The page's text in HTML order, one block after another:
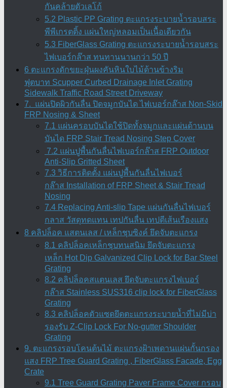
กันคล้ายตัวเลโก้
5.2 Plastic PP Grating ตะแกรงระบายน้ำรอบสระ
พีพีเกรตติ้ง แผ่นใหญ่หลอมเป็นเนื้อเดียวกัน
5.3 FiberGlass Grating ตะแกรงระบายน้ำรอบสระ
ไฟเบอร์กล๊าส ทนทานนานกว่า 50 ปี
6 ตะแกรงดักขยะฝุ่นผงคันหินใบไม้ด้านข้างริม
ฟุตบาท Scupper Curbed Drainage Inlet Grating
Sidewalk Traffic Road Street Driveway
7. แผ่นปิดผิวกันลื่น ปิดจมูกบันได ไฟเบอร์กล๊าส Non-Skid
FRP Nosing & Sheet
7.1 แผ่นครอบบันไดใช้ปิดทั้งจมูกและแผ่นด้านบน
บันได FRP Stair Tread Nosing Step Cover
7.2 แผ่นปูพื้นกันลื่นไฟเบอร์กล๊าส FRP Outdoor
Anti-Slip Gritted Sheet
7.3 วิธีการติดตั้ง แผ่นปูพื้นกันลื่นไฟเบอร์
กล๊าส Installation of FRP Sheet & Stair Tread
Nosing
7.4 Replacing Anti-slip Tape แผ่นกันลื่นไฟเบอร์
กลาส วัสดุทดแทน เทปกันลื่น เทปตีเส้นเรืองแสง
8 คลิปล็อค แสตนเลส / เหล็กชุบซิงค์ ยึดจับตะแกรง
8.1 คลิปล็อคเหล็กชุบทนสนิม ยึดจับตะแกรง
เหล็ก Hot Dip Galvanized Clip Lock for Bar Steel
Grating
8.2 คลิปล็อคสแตนเลส ยึดจับตะแกรงไฟเบอร์
กล๊าส Stainless SUS316 clip lock for FiberGlass
Grating
8.3 คลิปล็อคตัวแซดยึดตะแกรงระบายน้ำที่ไม่มีบ่า
รองรับ Z-Clip Lock For No-gutter Shoulder
Grating
9. ตะแกรงรอบโคนต้นไม้ ตะแกรงฝ้าเพดานแผ่นกั้นกรอง
แสง FRP Tree Guard Grating , FiberGlass Facade, Egg
Crate
9.1 Tree Guard Grating Paver Frame Cover กรอบ